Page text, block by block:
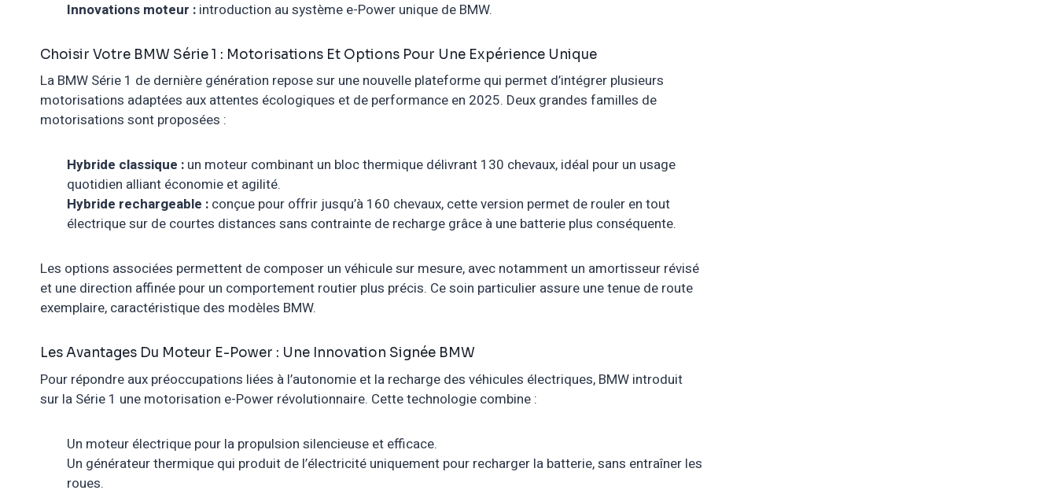
Innovations moteur : introduction au système e-Power unique de BMW.
Choisir Votre BMW Série 1 : Motorisations Et Options Pour Une Expérience Unique
La BMW Série 1 de dernière génération repose sur une nouvelle plateforme qui permet d’intégrer plusieurs
motorisations adaptées aux attentes écologiques et de performance en 2025. Deux grandes familles de
motorisations sont proposées :
Hybride classique : un moteur combinant un bloc thermique délivrant 130 chevaux, idéal pour un usage
quotidien alliant économie et agilité.
Hybride rechargeable : conçue pour offrir jusqu’à 160 chevaux, cette version permet de rouler en tout
électrique sur de courtes distances sans contrainte de recharge grâce à une batterie plus conséquente.
Les options associées permettent de composer un véhicule sur mesure, avec notamment un amortisseur révisé
et une direction affinée pour un comportement routier plus précis. Ce soin particulier assure une tenue de route
exemplaire, caractéristique des modèles BMW.
Les Avantages Du Moteur E-Power : Une Innovation Signée BMW
Pour répondre aux préoccupations liées à l’autonomie et la recharge des véhicules électriques, BMW introduit
sur la Série 1 une motorisation e-Power révolutionnaire. Cette technologie combine :
Un moteur électrique pour la propulsion silencieuse et efficace.
Un générateur thermique qui produit de l’électricité uniquement pour recharger la batterie, sans entraîner les
roues.